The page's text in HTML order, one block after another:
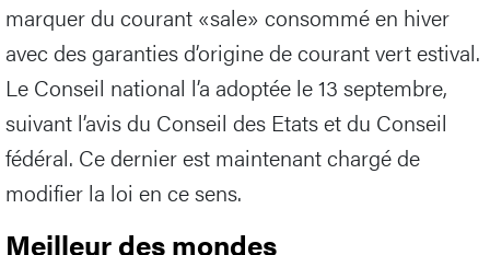
marquer du courant «sale» consommé en hiver
avec des garanties d’origine de courant vert estival.
Le Conseil national l’a adoptée le 13 septembre,
suivant l’avis du Conseil des Etats et du Conseil
fédéral. Ce dernier est maintenant chargé de
modifier la loi en ce sens.
Meilleur des mondes